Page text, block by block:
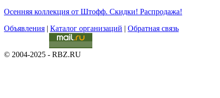
Осенняя коллекция от Штофф. Скидки! Распродажа!
Объявления | Каталог организаций | Обратная связь
© 2004-2025 - RBZ.RU